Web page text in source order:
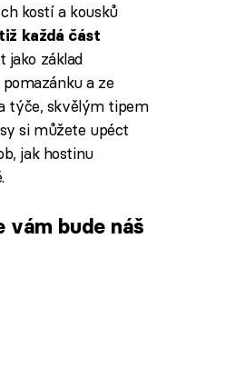
kostí a kousků
každá část
základ
a ze
týče, skvělým tipem
si můžete upéct
jak hostinu
bude náš